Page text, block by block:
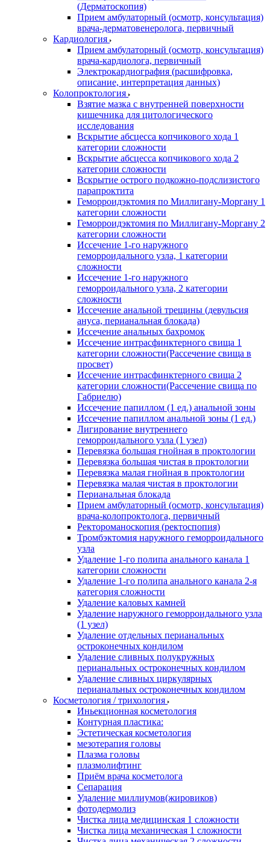
(Дерматоскопия)
Прием амбулаторный (осмотр, консультация)
врача-дерматовенеролога, первичный
Кардиология
Прием амбулаторный (осмотр, консультация)
врача-кардиолога, первичный
Электрокардиография (расшифровка,
описание, интерпретация данных)
Колопроктология
Взятие мазка с внутренней поверхности
кишечника для цитологического
исследования
Вскрытие абсцесса копчикового хода 1
категории сложности
Вскрытие абсцесса копчикового хода 2
категории сложности
Вскрытие острого подкожно-подслизистого
парапроктита
Геморроидэктомия по Миллигану-Моргану 1
категории сложности
Геморроидэктомия по Миллигану-Моргану 2
категории сложности
Иссечение 1-го наружного
геморроидального узла, 1 категории
сложности
Иссечение 1-го наружного
геморроидального узла, 2 категории
сложности
Иссечение анальной трещины (девульсия
ануса, перианальная блокада)
Иссечение анальных бахромок
Иссечение интрасфинктерного свища 1
категории сложности(Рассечение свища в
просвет)
Иссечение интрасфинктерного свища 2
категории сложности(Рассечение свища по
Габриелю)
Иссечение папиллом (1 ед.) анальной зоны
Иссечение папиллом анальной зоны (1 ед.)
Лигирование внутреннего
геморроидального узла (1 узел)
Перевязка большая гнойная в проктологии
Перевязка большая чистая в проктологии
Перевязка малая гнойная в проктологии
Перевязка малая чистая в проктологии
Перианальная блокада
Прием амбулаторный (осмотр, консультация)
врача-колопроктолога, первичный
Ректороманоскопия (ректоспопия)
Тромбэктомия наружного геморроидального
узла
Удаление 1-го полипа анального канала 1
категории сложности
Удаление 1-го полипа анального канала 2-я
категория сложности
Удаление каловых камней
Удаление наружного геморроидального узла
(1 узел)
Удаление отдельных перианальных
остроконечных кондилом
Удаление сливных полукружных
перианальных остроконечных кондилом
Удаление сливных циркулярных
перианальных остроконечных кондилом
Косметология / трихология
Иньекционная косметология
Контурная пластика:
Эстетическая косметология
мезотерапия головы
Плазма головы
плазмолифтинг
Приём врача косметолога
Сепарация
Удаление миллиумов(жировиков)
фотодермолиз
Чистка лица медицинская 1 сложности
Чистка лица механическая 1 сложности